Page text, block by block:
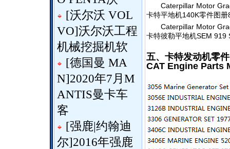
[沃尔沃 VOL
VO]沃尔沃工程
机械挖掘机软
[德国曼 MA
N]2020年7月M
ANTIS曼卡车
客
[强鹿|约翰迪
尔]2016年强鹿
Caterpillar Motor
卡特平地机140K零件图册
Caterpillar Motor
卡特彼勒平地机SEM 919
五、卡特发动机零
CAT Engine Parts